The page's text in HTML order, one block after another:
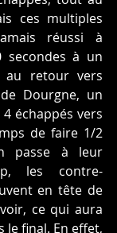
ces multiples
réussi à
secondes à un
au retour vers
Dourgne, un
échappés vers
de faire 1/2
passe à leur
les contre-
en tête de
ce qui aura
le final. En effet,